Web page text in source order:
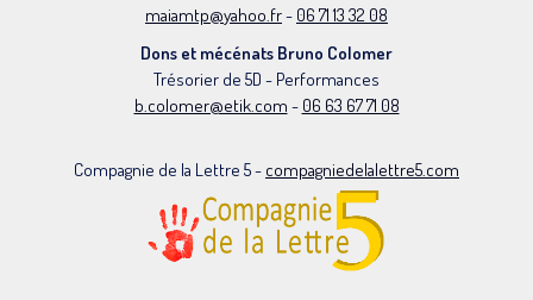
maiamtp@yahoo.fr- 06 71 13 32 08
Dons et mécénats Bruno Colomer
Trésorier de 5D - Performances
b.colomer@etik.com - 06 63 67 71 08
Compagnie de la Lettre 5 - compagniedelalettre5.com